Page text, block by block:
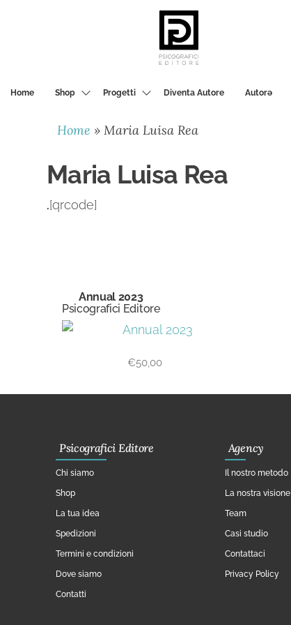
Home
Shop Progetti Diventa Autore Autorә
Home »Maria Luisa Rea
Maria Luisa Rea
.[qrcode]
Annual 2023
Psicografici Editore
€50,00
Psicografici Editore
Chi siamo
Shop
La tua idea
Spedizioni
Termini e condizioni
Dove siamo
Contatti
Agency
Il nostro metodo
La nostra visione
Team
Casi studio
Contattaci
Privacy Policy